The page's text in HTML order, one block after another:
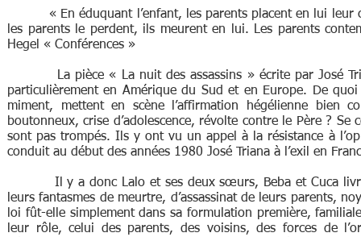
« En éduquant l’enfant, les parents placent en lui leur
les parents le perdent, ils meurent en lui. Les parents
Hegel « Conférences »
La pièce « La nuit des assassins » écrite par José
particulièrement en Amérique du Sud et en Europe. De
miment, mettent en scène l’affirmation hégélienne
boutonneux, crise d’adolescence, révolte contre le Père ?
sont pas trompés. Ils y ont vu un appel à la résistance à
conduit au début des années 1980 José Triana à l’exil en
Il y a donc Lalo et ses deux sœurs, Beba et Cuca livrés
leurs fantasmes de meurtre, d’assassinat de leurs parents,
loi fût-elle simplement dans sa formulation première,
leur rôle, celui des parents, des voisins, des forces de